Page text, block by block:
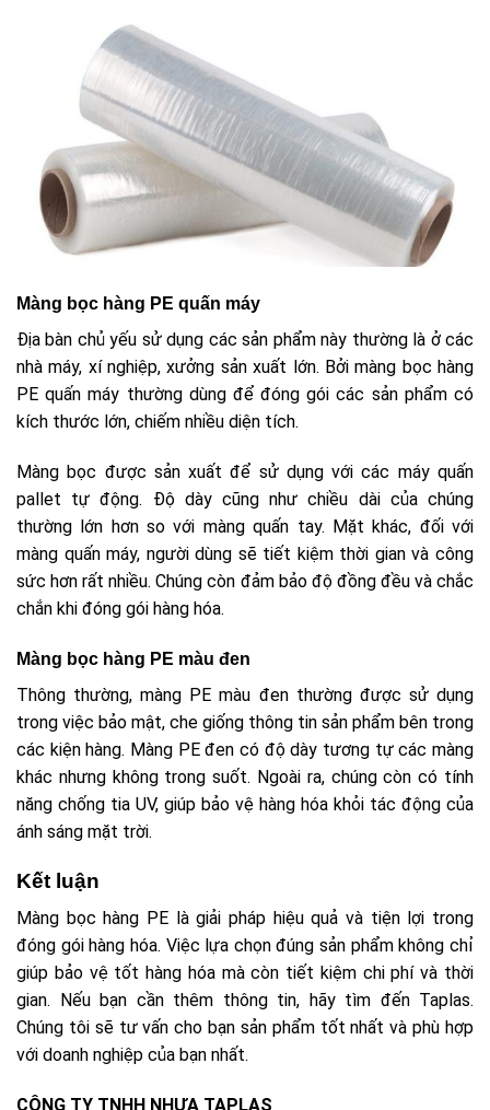
Màng bọc hàng PE quấn máy
Địa bàn chủ yếu sử dụng các sản phẩm này thường là ở các
nhà máy, xí nghiệp, xưởng sản xuất lớn. Bởi màng bọc hàng
PE quấn máy thường dùng để đóng gói các sản phẩm có
kích thước lớn, chiếm nhiều diện tích.
Màng bọc được sản xuất để sử dụng với các máy quấn
pallet tự động. Độ dày cũng như chiều dài của chúng
thường lớn hơn so với màng quấn tay. Mặt khác, đối với
màng quấn máy, người dùng sẽ tiết kiệm thời gian và công
sức hơn rất nhiều. Chúng còn đảm bảo độ đồng đều và chắc
chắn khi đóng gói hàng hóa.
Màng bọc hàng PE màu đen
Thông thường, màng PE màu đen thường được sử dụng
trong việc bảo mật, che giống thông tin sản phẩm bên trong
các kiện hàng. Màng PE đen có độ dày tương tự các màng
khác nhưng không trong suốt. Ngoài ra, chúng còn có tính
năng chống tia UV, giúp bảo vệ hàng hóa khỏi tác động của
ánh sáng mặt trời.
Kết luận
Màng bọc hàng PE là giải pháp hiệu quả và tiện lợi trong
đóng gói hàng hóa. Việc lựa chọn đúng sản phẩm không chỉ
giúp bảo vệ tốt hàng hóa mà còn tiết kiệm chi phí và thời
gian. Nếu bạn cần thêm thông tin, hãy tìm đến Taplas.
Chúng tôi sẽ tư vấn cho bạn sản phẩm tốt nhất và phù hợp
với doanh nghiệp của bạn nhất.
CÔNG TY TNHH NHỰA TAPLAS